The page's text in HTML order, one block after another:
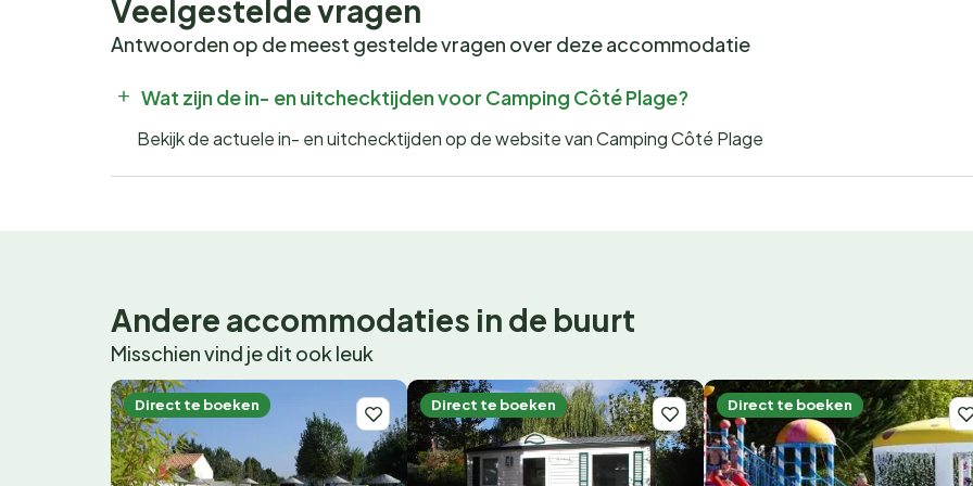
Veelgestelde vragen
Antwoorden op de meest gestelde vragen over deze accommodatie
Wat zijn de in- en uitchecktijden voor Camping Côté Plage?
Bekijk de actuele in- en uitchecktijden op de website van Camping Côté Plage
Andere accommodaties in de buurt
Misschien vind je dit ook leuk
Direct te boeken Direct te boeken Direct te boeken